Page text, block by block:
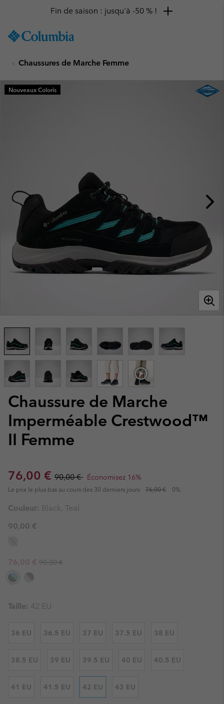
TO
SKIP
MAIN
NAV
Fin de saison : jusqu'à -50 % !
Chaussures de Marche Femme
Chaussure de Marche
Imperméable Crestwood™
II Femme
Sale price:
76,00 € Regular price:
90,00 € Économisez 16%
Le prix le plus bas au cours des 30 derniers jours: 76,00 € 0%
Nouveaux Coloris
Couleur: Black, Teal
90,00 €
Sale price:
76,00 € Regular price:
90,00 €
Taille: 42 EU
36 EU 36.5 EU 37 EU 37.5 EU 38 EU
38.5 EU 39 EU 39.5 EU 40 EU 40.5 EU
41 EU 41.5 EU 42 EU 43 EU